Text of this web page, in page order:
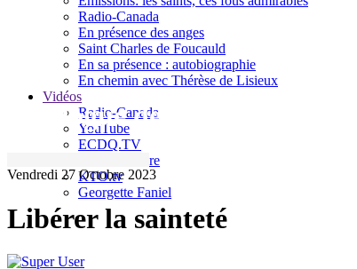
Radio-Canada
En présence des anges
Saint Charles de Foucauld
En sa présence : autobiographie
En chemin avec Thérèse de Lisieux
Vidéos
Radio-Canada
YouTube
ECDQ.TV
Sel et Lumière
KTO.tv
Georgette Faniel
Le blogue de Jacques
Vendredi 27 Octobre 2023
Libérer la sainteté